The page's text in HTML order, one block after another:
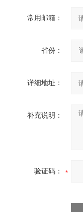
常用邮箱：
省份：
详细地址：
补充说明：
验证码：